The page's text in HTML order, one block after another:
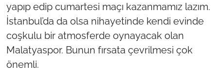
yapıp edip cumartesi maçı kazanmamız lazım.
İstanbul’da da olsa nihayetinde kendi evinde
coşkulu bir atmosferde oynayacak olan
Malatyaspor. Bunun fırsata çevrilmesi çok
önemli.